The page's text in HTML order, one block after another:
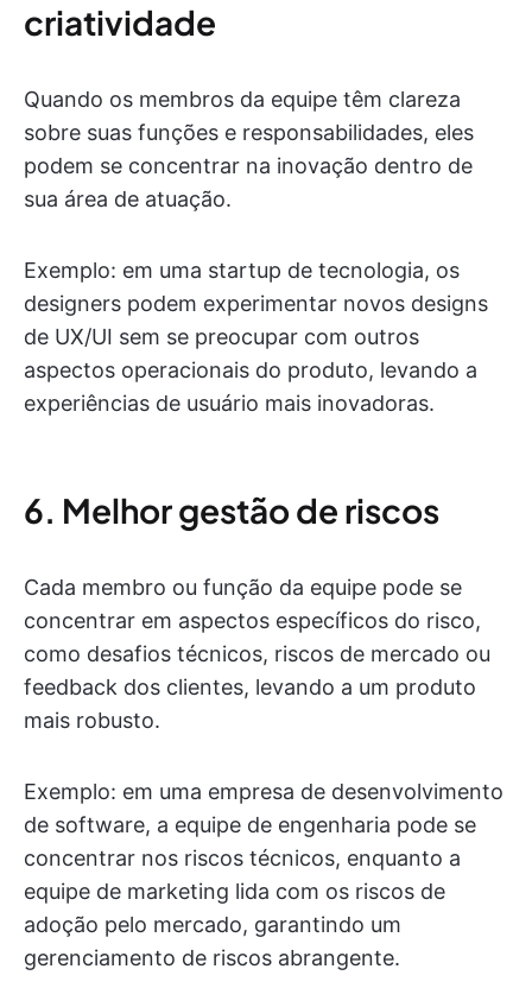
criatividade
Quando os membros da equipe têm clareza
sobre suas funções e responsabilidades, eles
podem se concentrar na inovação dentro de
sua área de atuação.
Exemplo: em uma startup de tecnologia, os
designers podem experimentar novos designs
de UX/UI sem se preocupar com outros
aspectos operacionais do produto, levando a
experiências de usuário mais inovadoras.
6. Melhor gestão de riscos
Cada membro ou função da equipe pode se
concentrar em aspectos específicos do risco,
como desafios técnicos, riscos de mercado ou
feedback dos clientes, levando a um produto
mais robusto.
Exemplo: em uma empresa de desenvolvimento
de software, a equipe de engenharia pode se
concentrar nos riscos técnicos, enquanto a
equipe de marketing lida com os riscos de
adoção pelo mercado, garantindo um
gerenciamento de riscos abrangente.